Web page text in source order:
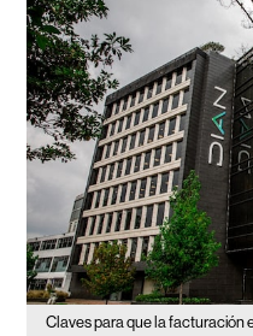
Claves para que la facturación